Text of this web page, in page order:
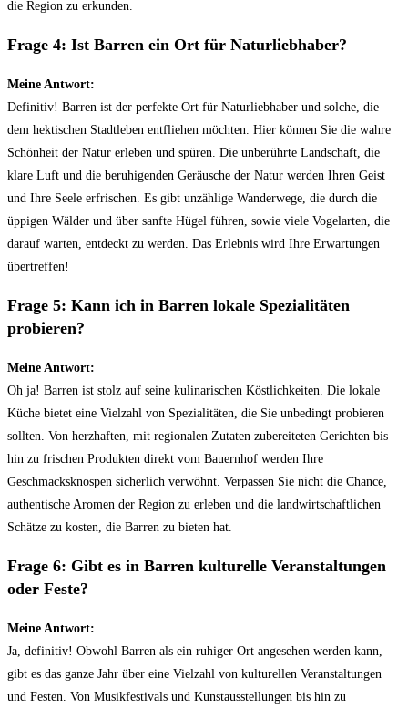
die Region zu erkunden.
Frage 4: Ist Barren ein Ort für Naturliebhaber?
Meine Antwort:
Definitiv! Barren ist der perfekte Ort für Naturliebhaber und solche, die
dem hektischen Stadtleben entfliehen möchten. Hier können Sie die wahre
Schönheit der Natur erleben und spüren. Die unberührte Landschaft, die
klare Luft und die beruhigenden Geräusche der Natur werden Ihren Geist
und Ihre Seele erfrischen. Es gibt unzählige Wanderwege, die durch die
üppigen Wälder und über sanfte Hügel führen, sowie viele Vogelarten, die
darauf warten, entdeckt zu werden. Das Erlebnis wird Ihre Erwartungen
übertreffen!
Frage 5: Kann ich in Barren lokale Spezialitäten
probieren?
Meine Antwort:
Oh ja! Barren ist stolz auf seine kulinarischen Köstlichkeiten. Die lokale
Küche bietet eine Vielzahl von Spezialitäten, die Sie unbedingt probieren
sollten. Von herzhaften, mit regionalen Zutaten zubereiteten Gerichten bis
hin zu frischen Produkten direkt vom Bauernhof werden Ihre
Geschmacksknospen sicherlich verwöhnt. Verpassen Sie nicht die Chance,
authentische Aromen der Region zu erleben und die landwirtschaftlichen
Schätze zu kosten, die Barren zu bieten hat.
Frage 6: Gibt es in Barren kulturelle Veranstaltungen
oder Feste?
Meine Antwort:
Ja, definitiv! Obwohl Barren als ein ruhiger Ort angesehen werden kann,
gibt es das ganze Jahr über eine Vielzahl von kulturellen Veranstaltungen
und Festen. Von Musikfestivals und Kunstausstellungen bis hin zu